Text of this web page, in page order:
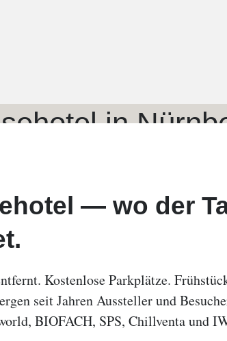
in
— wo der
Kostenlose Parkplätze.
seit Jahren Aussteller und
BIOFACH, SPS, Chillventa und